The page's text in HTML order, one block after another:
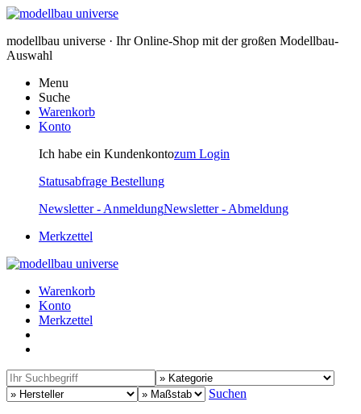
modellbau universe · Ihr Online-Shop mit der großen Modellbau-
Auswahl
Menu
Suche
Warenkorb
Konto
Ich habe ein Kundenkontozum Login
Statusabfrage Bestellung
Newsletter - AnmeldungNewsletter - Abmeldung
Merkzettel
Warenkorb
Konto
Merkzettel
Suchen